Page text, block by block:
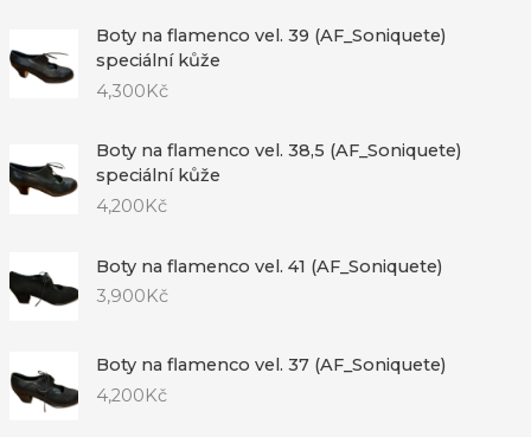
Boty na flamenco vel. 39 (AF_Soniquete)
speciální kůže
4,300Kč
Boty na flamenco vel. 38,5 (AF_Soniquete)
speciální kůže
4,200Kč
Boty na flamenco vel. 41 (AF_Soniquete)
3,900 Kč
Boty na flamenco vel. 37 (AF_Soniquete)
4,200Kč